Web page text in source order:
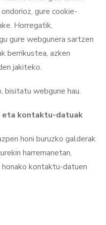
gure cookie-
Horregatik,
gure webgunera sartzen
berrikustea, azken
jakiteko.
bisitatu webgune hau.
eta kontaktu-datuak
honi buruzko galderak
harremanetan,
honako kontaktu-datuen